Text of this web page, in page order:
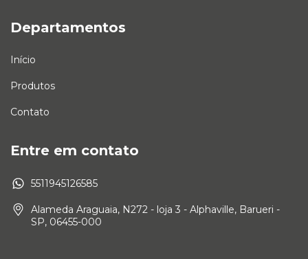
Departamentos
Início
Produtos
Contato
Entre em contato
5511945126585
Alameda Araguaia, N272 - loja 3 - Alphaville, Barueri -
SP, 06455-000